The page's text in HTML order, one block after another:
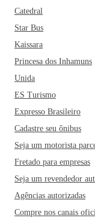
da cidade, com
‌Parque‌ ‌Barigui,‌
‌Parque‌ ‌Tanguá‌
pontos
para fazer o
em gastronomia
e vinícolas -
um pulo no
regionais, como
vilas
Catedral
Star Bus
Kaissara
Princesa dos Inhamuns
Unida
ES Turismo
Expresso Brasileiro
Cadastre seu ônibus
Seja um motorista
Fretado para empresas
Seja um revendedor
Agências autorizadas
Compre nos canais